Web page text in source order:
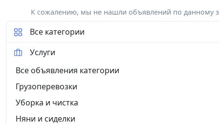
К сожалению, мы не нашли объявлений по данному
Все категории
Услуги
Все объявления категории
Грузоперевозки
Уборка и чистка
Няни и сиделки